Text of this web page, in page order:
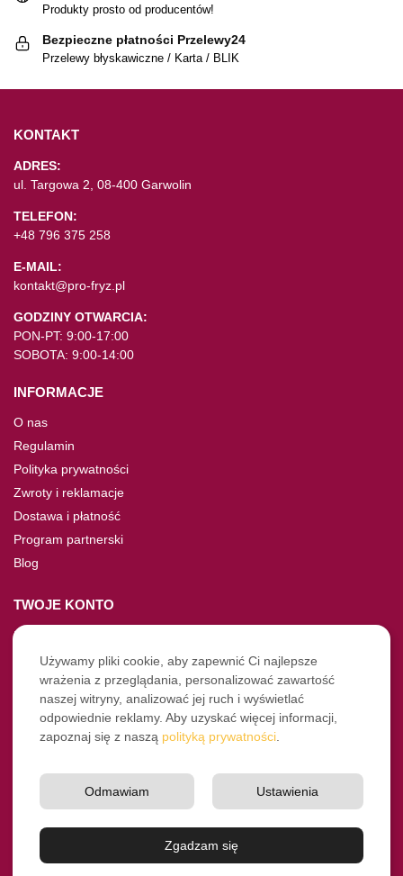
Produkty prosto od producentów!
Bezpieczne płatności Przelewy24
Przelewy błyskawiczne / Karta / BLIK
KONTAKT
ADRES:
ul. Targowa 2, 08-400 Garwolin
TELEFON:
+48 796 375 258
E-MAIL:
kontakt@pro-fryz.pl
GODZINY OTWARCIA:
PON-PT: 9:00-17:00
SOBOTA: 9:00-14:00
INFORMACJE
O nas
Regulamin
Polityka prywatności
Zwroty i reklamacje
Dostawa i płatność
Program partnerski
Blog
TWOJE KONTO
Moje konto
Nie pamiętasz hasła?
Twoje zamówienia
NASZE SOCIALE
Instagram
© Pro-Fryz.pl 2021-2026
Używamy pliki cookie, aby zapewnić Ci najlepsze
wrażenia z przeglądania, personalizować zawartość
naszej witryny, analizować jej ruch i wyświetlać
odpowiednie reklamy. Aby uzyskać więcej informacji,
zapoznaj się z naszą polityką prywatności
Zgadzam się
Ustawienia
Odmawiam